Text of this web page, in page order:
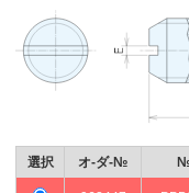
選択 オ-ダ-№